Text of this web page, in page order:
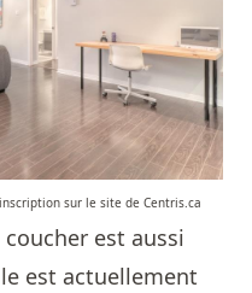
sur le site de Centris.ca
est aussi
est actuellement